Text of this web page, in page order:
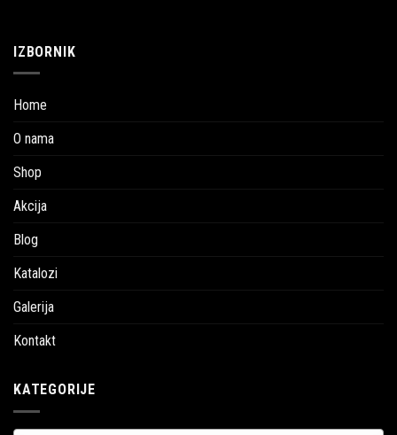
IZBORNIK
Home
O nama
Shop
Akcija
Blog
Katalozi
Galerija
Kontakt
KATEGORIJE